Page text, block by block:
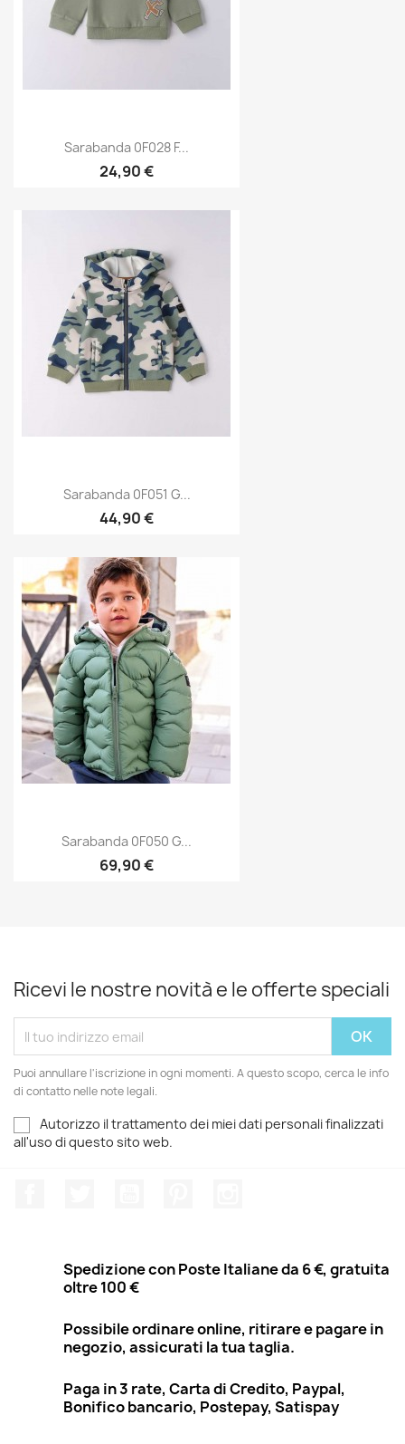
Sarabanda 0F028 F...
24,90 €
Sarabanda 0F051 G...
44,90 €
Sarabanda 0F050 G...
69,90 €
Ricevi le nostre novità e le offerte speciali
Puoi annullare l'iscrizione in ogni momenti. A questo scopo, cerca le info
di contatto nelle note legali.
Autorizzo il trattamento dei miei dati personali finalizzati
all'uso di questo sito web.
Spedizione con Poste Italiane da 6 €, gratuita
oltre 100 €
Possibile ordinare online, ritirare e pagare in
negozio, assicurati la tua taglia.
Paga in 3 rate, Carta di Credito, Paypal,
Bonifico bancario, Postepay, Satispay